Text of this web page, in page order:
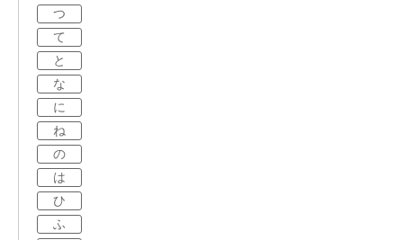
つ
て
と
な
に
ね
の
は
ひ
ふ